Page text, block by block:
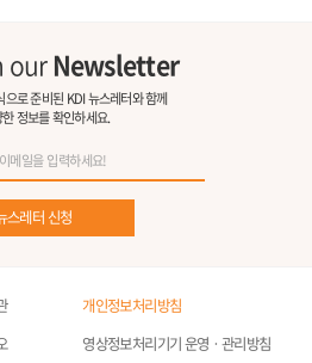
ourNewsletter
으로 준비된 KDI 뉴스레터와 함께
한 정보를 확인하세요.
스레터 신청
개인정보처리방침
영상정보처리기기 운영ㆍ관리방침